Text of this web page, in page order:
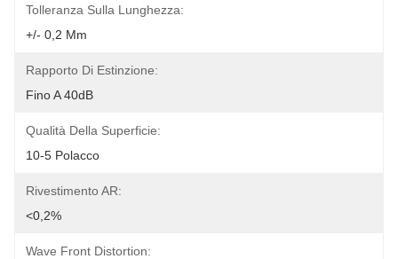
Tolleranza Sulla Lunghezza:
+/- 0,2 Mm
Rapporto Di Estinzione:
Fino A 40dB
Qualità Della Superficie:
10-5 Polacco
Rivestimento AR:
<0,2%
Wave Front Distortion: